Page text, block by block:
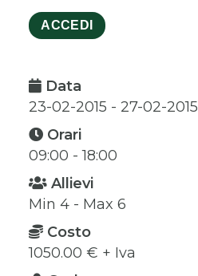
ACCEDI
Data
23-02-2015 - 27-02-2015
Orari
09:00 - 18:00
Allievi
Min 4 - Max 6
Costo
1050.00 € + Iva